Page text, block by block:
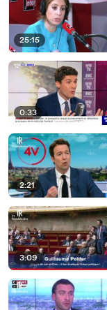
25:15
0:33
2:21
3:09